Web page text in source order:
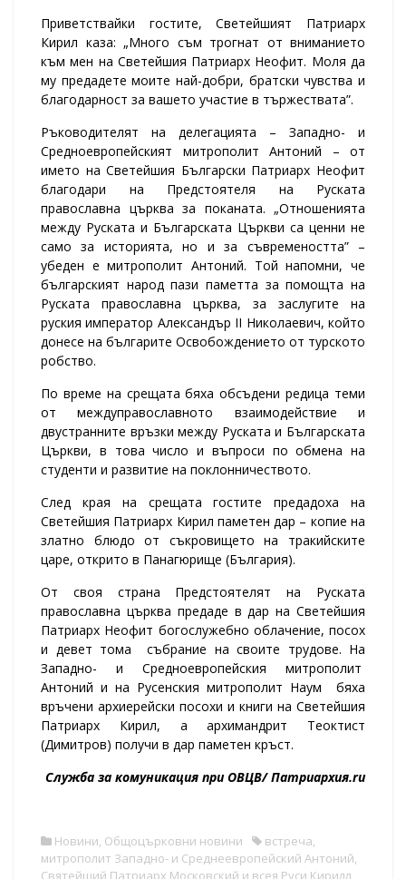
Приветствайки гостите, Светейшият Патриарх
Кирил каза: „Много съм трогнат от вниманието
към мен на Светейшия Патриарх Неофит. Моля да
му предадете моите най-добри, братски чувства и
благодарност за вашето участие в тържествата”.
Ръководителят на делегацията – Западно- и
Средноевропейският митрополит Антоний – от
името на Светейшия Български Патриарх Неофит
благодари на Предстоятеля на Руската
православна църква за поканата. „Отношенията
между Руската и Българската Църкви са ценни не
само за историята, но и за съвремеността” –
убеден е митрополит Антоний. Той напомни, че
българският народ пази паметта за помощта на
Руската православна църква, за заслугите на
руския император Александър ІІ Николаевич, който
донесе на българите Освобождението от турското
робство.
По време на срещата бяха обсъдени редица теми
от междуправославното взаимодействие и
двустранните връзки между Руската и Българската
Църкви, в това число и въпроси по обмена на
студенти и развитие на поклонничеството.
След края на срещата гостите предадоха на
Светейшия Патриарх Кирил паметен дар – копие на
златно блюдо от съкровището на тракийските
царе, открито в Панагюрище (България).
От своя страна Предстоятелят на Руската
православна църква предаде в дар на Светейшия
Патриарх Неофит богослужебно облачение, посох
и девет тома събрание на своите трудове. На
Западно- и Средноевропейския митрополит
Антоний и на Русенския митрополит Наум бяха
връчени архиерейски посохи и книги на Светейшия
Патриарх Кирил, а архимандрит Теоктист
(Димитров) получи в дар паметен кръст.
Служба за комуникация при ОВЦВ/ Патриархия.ru
Новини, Общоцърковни новини встреча,
митрополит Западно- и Среднеевропейский Антоний,
Святейший Патриарх Московский и всея Руси Кирилл